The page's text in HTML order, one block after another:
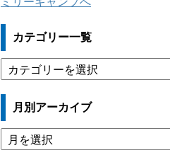
カテゴリー一覧
テ
ゴ
ー
一
覧
月別アーカイブ
月
別